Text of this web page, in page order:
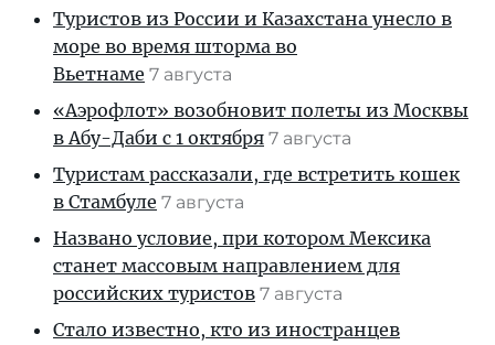
Туристов из России и Казахстана унесло в
море во время шторма во
Вьетнаме 7 августа
«Аэрофлот» возобновит полеты из Москвы
в Абу-Даби с 1 октября 7 августа
Туристам рассказали, где встретить кошек
в Стамбуле 7 августа
Названо условие, при котором Мексика
станет массовым направлением для
российских туристов 7 августа
Стало известно, кто из иностранцев